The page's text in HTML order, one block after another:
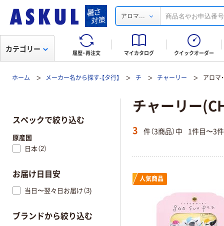
アロマ...
履歴・再注文 マイカタログ クイックオーダー
カテゴリー
ホーム メーカー名から探す-【タ行】 チ チャーリー アロマ
チャーリー
3 件（3商品）中 1件目〜3
人気商品
スペックで絞り込む
原産国
日本（2）
お届け日目安
当日〜翌々日お届け（3)
ブランドから絞り込む